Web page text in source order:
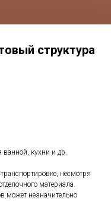
структура
кухни и др.
несмотря
материала.
может незначительно